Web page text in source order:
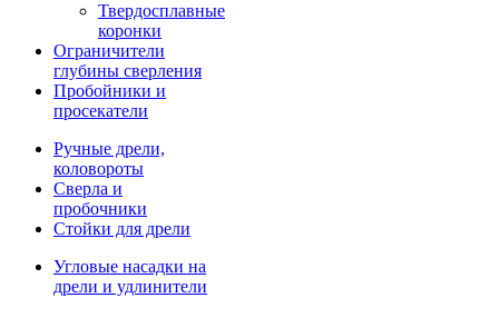
Твердосплавные
коронки
Ограничители
глубины сверления
Пробойники и
просекатели
Ручные дрели,
коловороты
Сверла и
пробочники
Стойки для дрели
Угловые насадки на
дрели и удлинители